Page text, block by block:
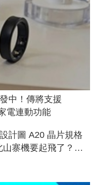
中！傳將支援
電連動功能
計圖 A20 晶片規格
寨機要起飛了？專
刻兩大關鍵